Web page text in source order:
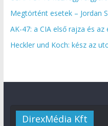
Megtörtént esetek – Jordan
AK-47: a CIA első rajza és
Heckler und Koch: kész az
DirexMédia Kft